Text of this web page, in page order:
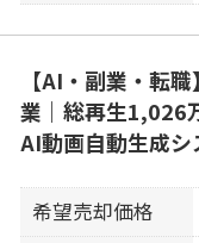
【AI・副業・転
業｜総再生1,026
AI動画自動生成
希望売却価格